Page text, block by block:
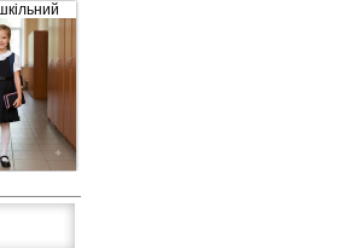
дівчинки
внизу та
поясом